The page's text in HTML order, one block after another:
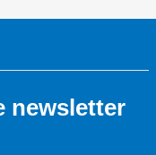
newsletter